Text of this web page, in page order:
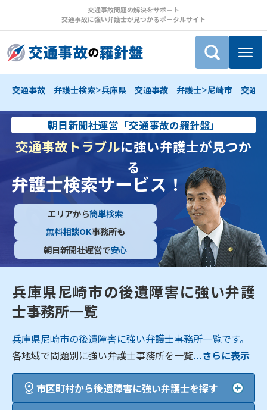
交通事故問題の解決をサポート
交通事故に強い弁護士が見つかるポータルサイト
交通事故 弁護士検索>兵庫県 交通事故 弁護士>尼崎市 交通
朝日新聞社運営「交通事故の羅針盤」
交通事故トラブルに強い弁護士が見つか
る
弁護士検索サービス！
エリアから簡単検索
無料相談OK事務所も
朝日新聞社運営で安心
兵庫県尼崎市の後遺障害に強い弁護
士事務所一覧
兵庫県尼崎市の後遺障害に強い弁護士事務所一覧です。
各地域で問題別に強い弁護士事務所を一覧...さらに表示
市区町村から後遺障害に強い弁護士を探す